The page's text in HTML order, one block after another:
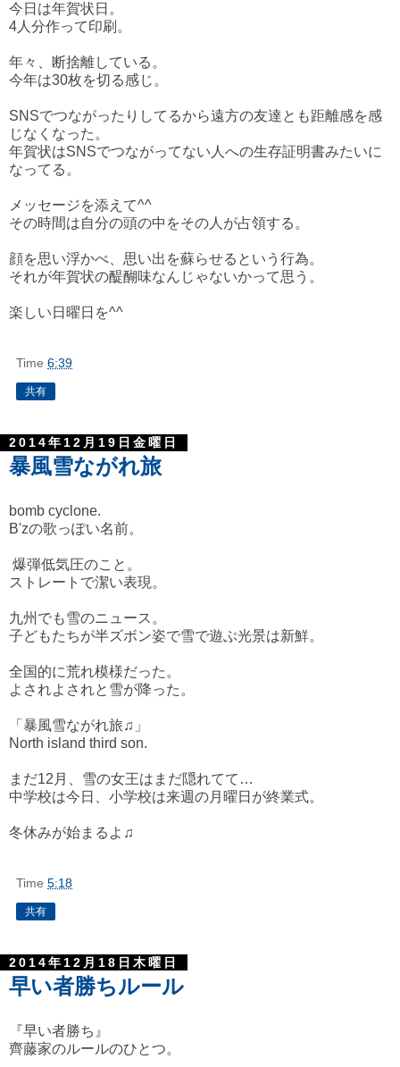
今日は年賀状日。
4人分作って印刷。
年々、断捨離している。
今年は30枚を切る感じ。
SNSでつながったりしてるから遠方の友達とも距離感を感
じなくなった。
年賀状はSNSでつながってない人への生存証明書みたいに
なってる。
メッセージを添えて^^
その時間は自分の頭の中をその人が占領する。
顔を思い浮かべ、思い出を蘇らせるという行為。
それが年賀状の醍醐味なんじゃないかって思う。
楽しい日曜日を^^
Time 6:39
共有
2014年12月19日金曜日
暴風雪ながれ旅
bomb cyclone.
B'zの歌っぽい名前。
爆弾低気圧のこと。
ストレートで潔い表現。
九州でも雪のニュース。
子どもたちが半ズボン姿で雪で遊ぶ光景は新鮮。
全国的に荒れ模様だった。
よされよされと雪が降った。
「暴風雪ながれ旅♫」
North island third son.
まだ12月、雪の女王はまだ隠れてて…
中学校は今日、小学校は来週の月曜日が終業式。
冬休みが始まるよ♫
Time 5:18
共有
2014年12月18日木曜日
早い者勝ちルール
『早い者勝ち』
齊藤家のルールのひとつ。